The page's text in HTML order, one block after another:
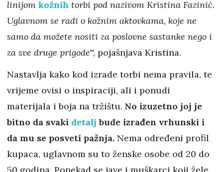
linijom kožnih torbi pod nazivom Kristina Fazinić.
Uglavnom se radi o kožnim aktovkama, koje ne
samo da možete nositi za poslovne sastanke nego i
za sve druge prigode'', pojašnjava Kristina.
Nastavlja kako kod izrade torbi nema pravila, te
vrijeme ovisi o inspiraciji, ali i ponudi
materijala i boja na tržištu. No izuzetno joj je
bitno da svaki detalj bude izrađen vrhunski i
da mu se posveti pažnja. Nema određeni profil
kupaca, uglavnom su to ženske osobe od 20 do